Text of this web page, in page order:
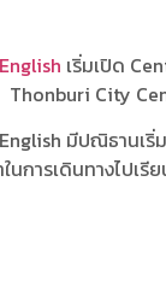
เริ่มเปิด
Thonburi City
มีปณิธานเ
การเดินทางไปเรี